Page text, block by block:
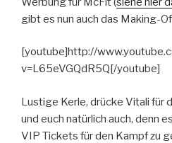
gibt es nun auch das Making-
[youtube]http://
v=L65eVGQdR5Q[/youtube]
Lustige Kerle, drücke Vitali für
und euch natürlich auch, denn
VIP Tickets für den Kampf zu